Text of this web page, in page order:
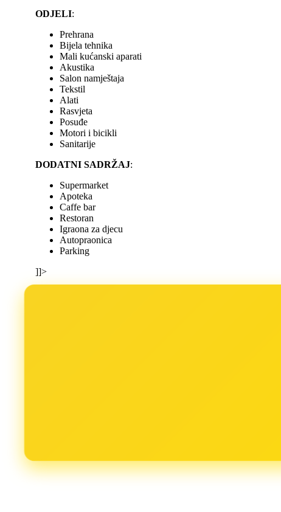
ODJELI:
Prehrana
Bijela tehnika
Mali kućanski aparati
Akustika
Salon namještaja
Tekstil
Alati
Rasvjeta
Posuđe
Motori i bicikli
Sanitarije
DODATNI SADRŽAJ:
Supermarket
Apoteka
Caffe bar
Restoran
Igraona za djecu
Autopraonica
Parking
]]>